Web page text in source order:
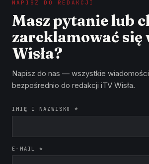
NAPISZ DO REDAKCJI
Masz pytanie lub
zareklamować się
Wisła?
Napisz do nas — wszystkie
bezpośrednio do redakcji iTV Wisła.
IMIĘ I NAZWISKO *
E-MAIL *